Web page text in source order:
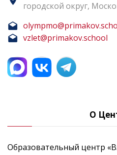
городской округ,
vzlet@primakov.school
О
Образовательный центр